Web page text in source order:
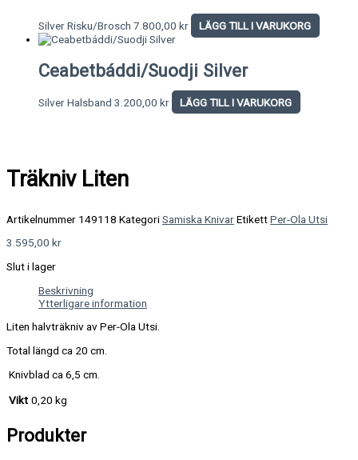
Silver Risku/Brosch 7.800,00 kr LÄGG TILL I VARUKORG
Ceabetbáddi/Suodji Silver
Silver Halsband 3.200,00 kr LÄGG TILL I VARUKORG
Träkniv Liten
Artikelnummer 149118 KategoriSamiska KnivarEtikettPer-Ola Utsi
3.595,00 kr
Slut i lager
Beskrivning
Ytterligare information
Liten halvträkniv av Per-Ola Utsi.
Total längd ca 20 cm.
Knivblad ca 6,5 cm.
Vikt 0,20 kg
Produkter